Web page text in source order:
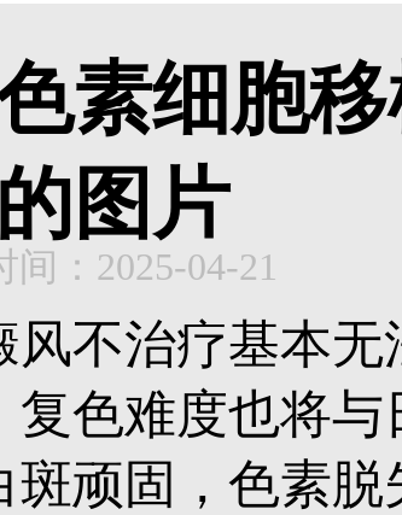
素细胞
图片
间：2025-04-21
风不治疗基本
复色难度也将
斑顽固，色素